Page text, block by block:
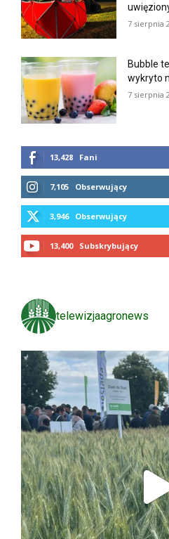
7 sierpnia
Bubble
wykryto
7 sierpnia
13,428 Fani
7,105 Obserwujący
3,946 Obserwujący
13,400 Subskrybujący
telewizjaagronews